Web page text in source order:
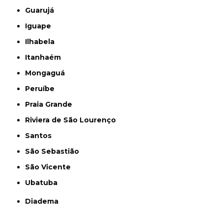
Guarujá
Iguape
Ilhabela
Itanhaém
Mongaguá
Peruíbe
Praia Grande
Riviera de São Lourenço
Santos
São Sebastião
São Vicente
Ubatuba
Diadema